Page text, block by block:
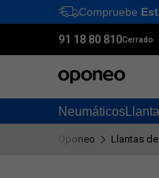
Compruebe
91 18 80 810Cerrado
Neumáticos
Oponeo Llantas